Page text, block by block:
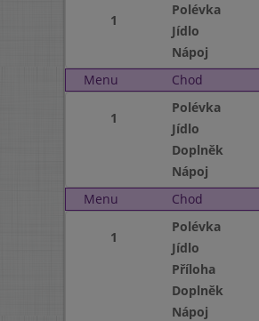
1
Polévka
Jídlo
Nápoj
Menu
Chod
1
Polévka
Jídlo
Doplněk
Nápoj
Menu
Chod
1
Polévka
Jídlo
Příloha
Doplněk
Nápoj